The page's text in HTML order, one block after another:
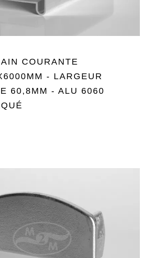
COURANTE
- LARGEUR
60,8MM - ALU 6060